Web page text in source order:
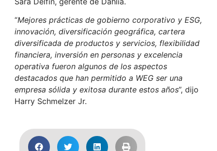
“Mejores prácticas de gobierno corporativo y ESG,
innovación, diversificación geográfica, cartera
diversificada de productos y servicios, flexibilidad
financiera, inversión en personas y excelencia
operativa fueron algunos de los aspectos
destacados que han permitido a WEG ser una
empresa sólida y exitosa durante estos años”, dijo
Harry Schmelzer Jr.